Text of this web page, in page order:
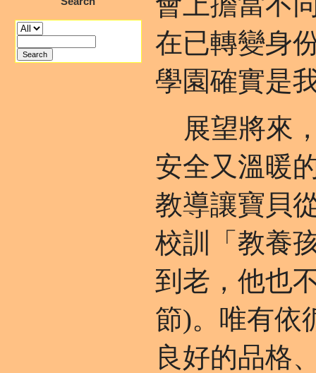
在已轉變身
學園確實是
展望將來
安全又溫暖
教導讓寶貝
校訓「教養
到老，他也
節)。唯有依
良好的品格